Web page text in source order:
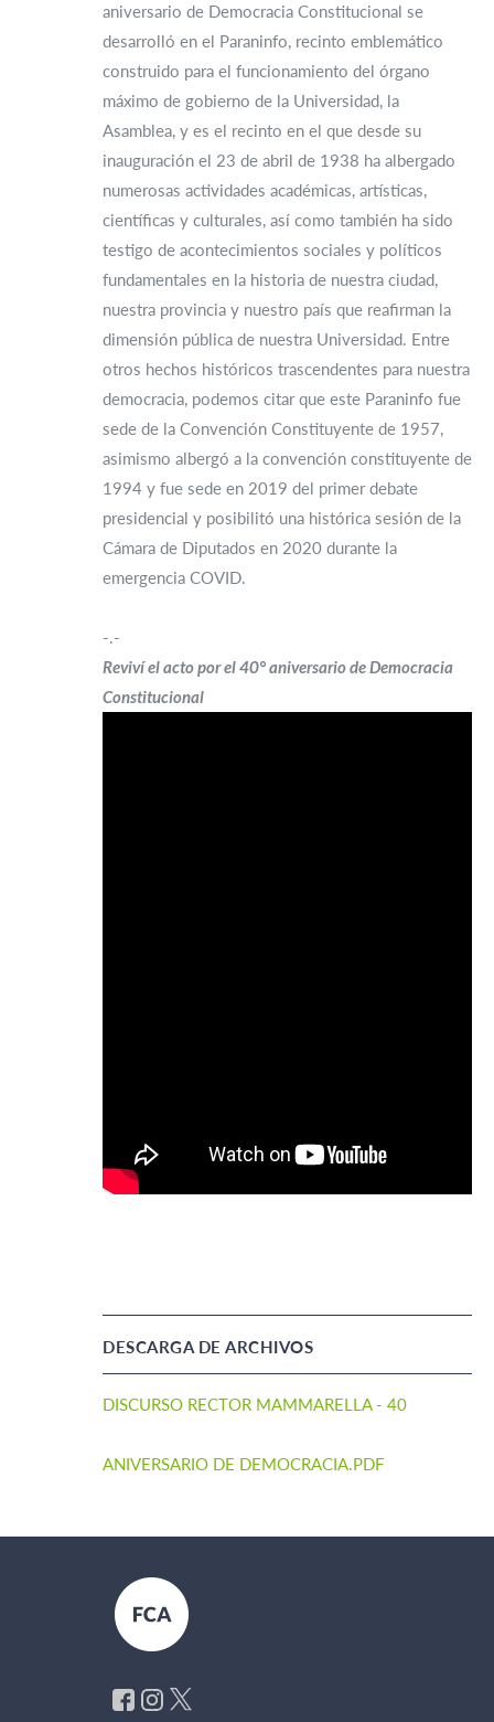
aniversario de Democracia Constitucional se
desarrolló en el Paraninfo, recinto emblemático
construido para el funcionamiento del órgano
máximo de gobierno de la Universidad, la
Asamblea, y es el recinto en el que desde su
inauguración el 23 de abril de 1938 ha albergado
numerosas actividades académicas, artísticas,
científicas y culturales, así como también ha sido
testigo de acontecimientos sociales y políticos
fundamentales en la historia de nuestra ciudad,
nuestra provincia y nuestro país que reafirman la
dimensión pública de nuestra Universidad. Entre
otros hechos históricos trascendentes para nuestra
democracia, podemos citar que este Paraninfo fue
sede de la Convención Constituyente de 1957,
asimismo albergó a la convención constituyente de
1994 y fue sede en 2019 del primer debate
presidencial y posibilitó una histórica sesión de la
Cámara de Diputados en 2020 durante la
emergencia COVID.
-.-
Reviví el acto por el 40° aniversario de Democracia
Constitucional
DESCARGA DE ARCHIVOS
DISCURSO RECTOR MAMMARELLA - 40
ANIVERSARIO DE DEMOCRACIA.PDF